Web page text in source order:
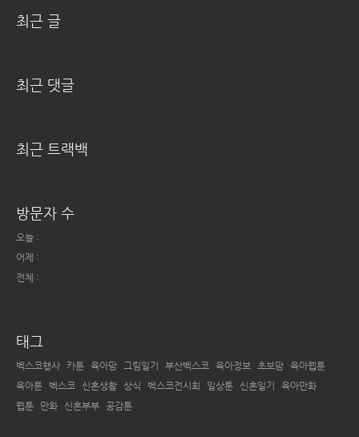
최근 글
최근 댓글
최근 트랙백
방문자 수
오늘 :
어제 :
전체 :
태그
벡스코행사 카툰 육아맘 그림일기 부산벡스코 육아정보 초보맘 육아웹툰
육아툰
벡스코 신혼생활 상식 벡스코전시회 일상툰 신혼일기
육아만화
웹툰
만화 신혼부부 공감툰